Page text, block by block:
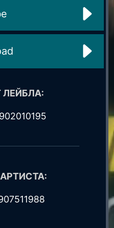
ЛЕЙБЛА: